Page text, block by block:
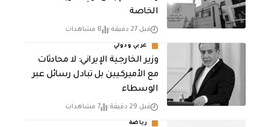
الخاصة
قبل 27 دقيقة 8 مشاهدات
عربي ودولي
‏وزير الخارجية الإيراني: لا محادثات
مع الأميركيين بل تبادل رسائل عبر
الوسطاء
قبل 29 دقيقة 7 مشاهدات
رياضة